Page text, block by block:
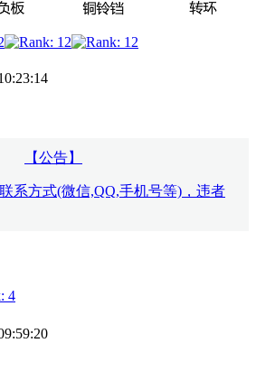
【公告】
系方式(微信,QQ,手机号等)，违者